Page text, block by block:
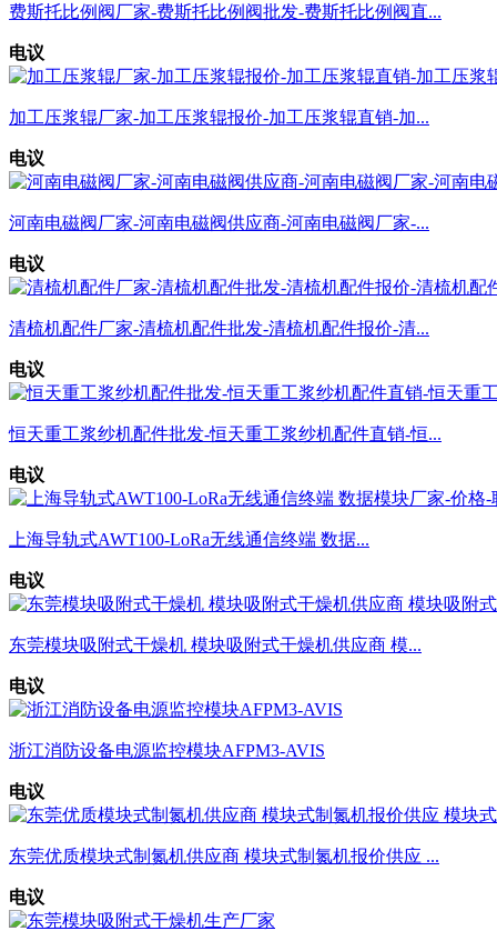
费斯托比例阀厂家-费斯托比例阀批发-费斯托比例阀直...
电议
加工压浆辊厂家-加工压浆辊报价-加工压浆辊直销-加...
电议
河南电磁阀厂家-河南电磁阀供应商-河南电磁阀厂家-...
电议
清梳机配件厂家-清梳机配件批发-清梳机配件报价-清...
电议
恒天重工浆纱机配件批发-恒天重工浆纱机配件直销-恒...
电议
上海导轨式AWT100-LoRa无线通信终端 数据...
电议
东莞模块吸附式干燥机 模块吸附式干燥机供应商 模...
电议
浙江消防设备电源监控模块AFPM3-AVIS
电议
东莞优质模块式制氮机供应商 模块式制氮机报价供应 ...
电议